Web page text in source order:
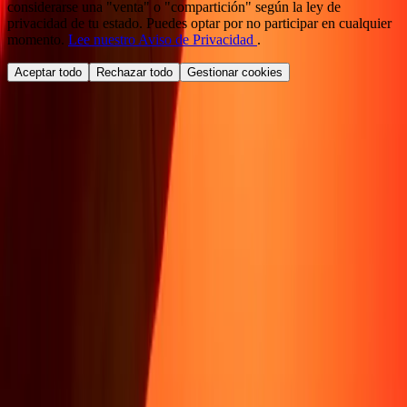
considerarse una "venta" o "compartición" según la ley de
privacidad de tu estado. Puedes optar por no participar en cualquier
momento. Lee nuestro Aviso de Privacidad .
Aceptar todo Rechazar todo Gestionar cookies